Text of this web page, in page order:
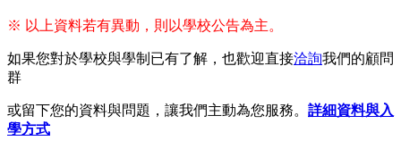
※ 以上資料若有異動，則以學校公告為主。
如果您對於學校與學制已有了解，也歡迎直接洽詢我們的顧問
群
或留下您的資料與問題，讓我們主動為您服務。 詳細資料與入
學方式